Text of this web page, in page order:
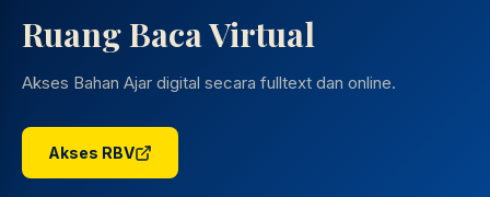
Ruang Baca Virtual
Akses Bahan Ajar digital secara fulltext dan online.
Akses RBV